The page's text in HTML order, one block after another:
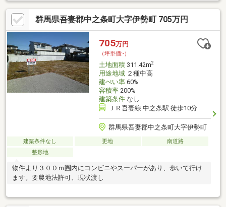
群馬県吾妻郡中之条町大字伊勢町 705万円
705万円
（坪単価:-）
土地面積311.42m2
用途地域２種中高
建ぺい率60%
容積率200%
建築条件なし
ＪＲ吾妻線 中之条駅 徒歩10分
群馬県吾妻郡中之条町大字伊勢町
建築条件なし 更地
南道路
整形地
物件より３００ｍ圏内にコンビニやスーパーがあり、歩いて行け
ます。要農地法許可、現状渡し